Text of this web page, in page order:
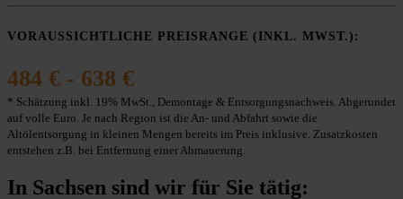
VORAUSSICHTLICHE PREISRANGE (INKL. MWST.):
484 € - 638 €
* Schätzung inkl. 19% MwSt., Demontage & Entsorgungsnachweis. Abgerundet
auf volle Euro. Je nach Region ist die An- und Abfahrt sowie die
Altölentsorgung in kleinen Mengen bereits im Preis inklusive. Zusatzkosten
entstehen z.B. bei Entfernung einer Abmauerung.
In Sachsen sind wir für Sie tätig: